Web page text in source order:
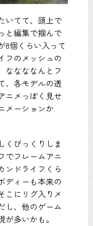
いてて、頭上で
と編集で掴んで
8個くらい入って
フのメッシュの
ななななんとフ
、各モデルの透
ニメっぽく見せ
メーションか
くびっくりしま
でフレームアニ
ンドライフくら
ディーも本来の
こにリグ入りメ
し、他のゲーム
多いかも。